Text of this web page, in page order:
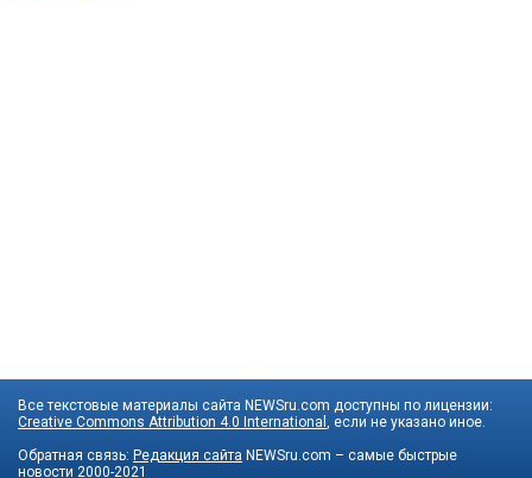
Все текстовые материалы сайта NEWSru.com доступны по лицензии:
Creative Commons Attribution 4.0 International , если не указано иное.
Обратная связь: Редакция сайта NEWSru.com – самые быстрые
новости 2000-2021